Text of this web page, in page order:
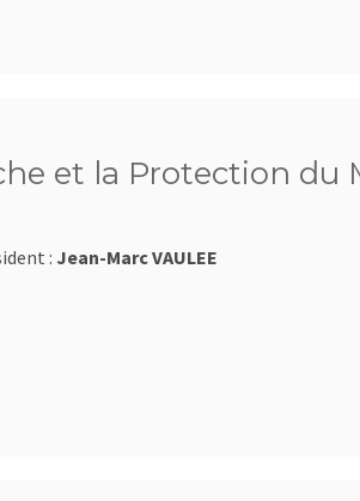
et la Protection du
: Jean-Marc VAULEE